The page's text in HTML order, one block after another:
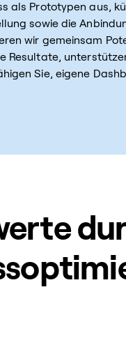
als Prototypen aus,
sowie die
wir gemeinsam
Resultate,
Sie, eigene